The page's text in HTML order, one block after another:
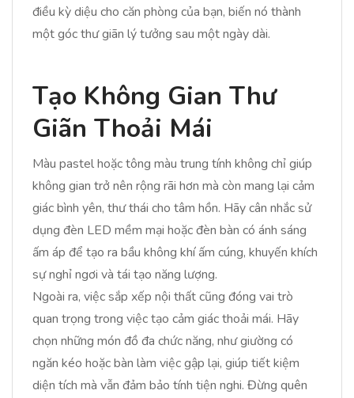
điều kỳ diệu cho căn phòng của bạn, biến nó thành
một góc thư giãn lý tưởng sau một ngày dài.
Tạo Không Gian Thư
Giãn Thoải Mái
Màu pastel hoặc tông màu trung tính không chỉ giúp
không gian trở nên rộng rãi hơn mà còn mang lại cảm
giác bình yên, thư thái cho tâm hồn. Hãy cân nhắc sử
dụng đèn LED mềm mại hoặc đèn bàn có ánh sáng
ấm áp để tạo ra bầu không khí ấm cúng, khuyến khích
sự nghỉ ngơi và tái tạo năng lượng.
Ngoài ra, việc sắp xếp nội thất cũng đóng vai trò
quan trọng trong việc tạo cảm giác thoải mái. Hãy
chọn những món đồ đa chức năng, như giường có
ngăn kéo hoặc bàn làm việc gập lại, giúp tiết kiệm
diện tích mà vẫn đảm bảo tính tiện nghi. Đừng quên